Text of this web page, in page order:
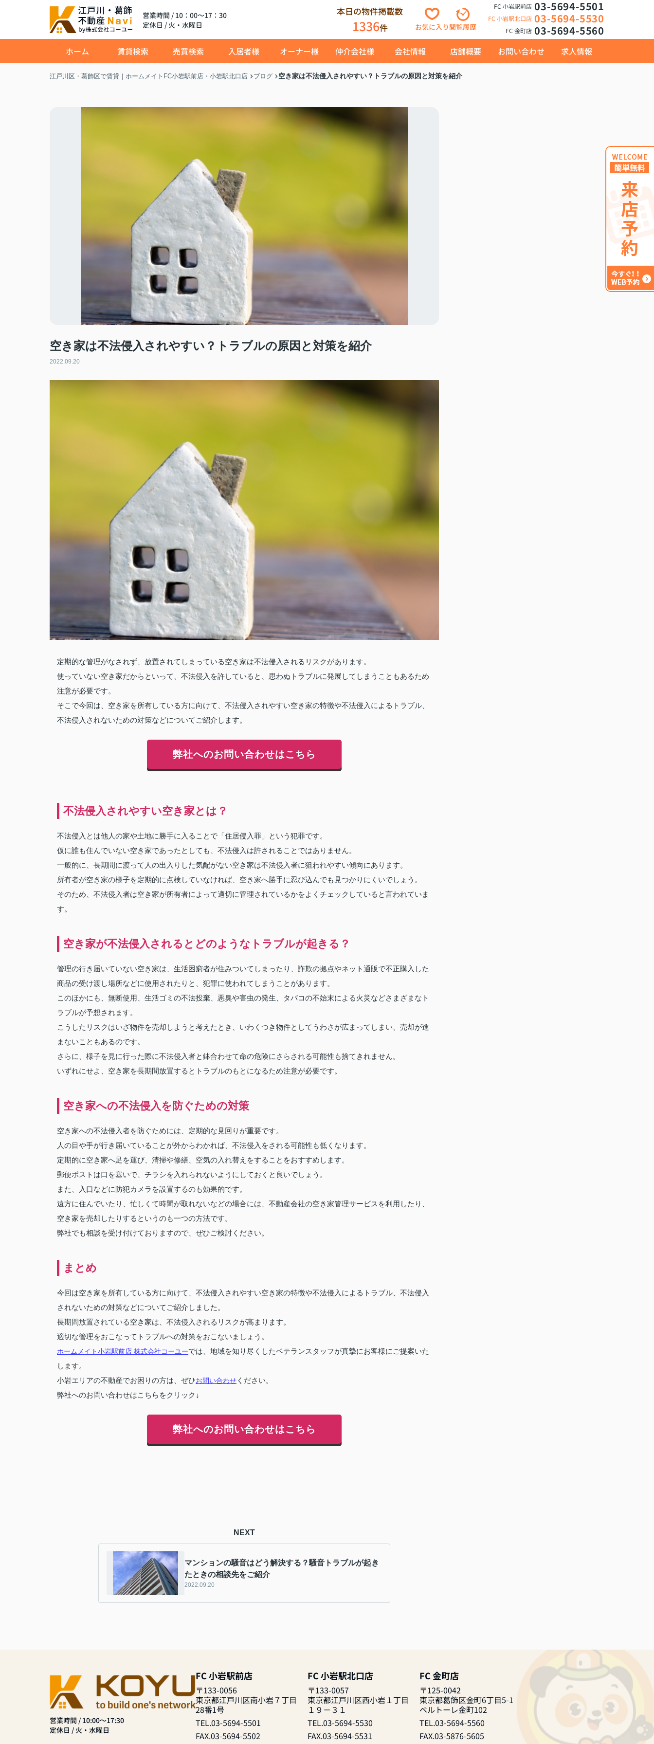
営業時間 / 10：00～17：30
定休日 / 火・水曜日
本日の物件掲載数
1336件 お気に入り閲覧履歴
FC 小岩駅前店 03-5694-5501
FC 小岩駅北口店 03-5694-5530
FC 金町店 03-5694-5560
ホーム 賃貸検索 売買検索 入居者様 オーナー様 仲介会社様 会社情報 店舗概要 お問い合わせ 求人情報
江戸川区・葛飾区で賃貸｜ホームメイトFC小岩駅前店・小岩駅北口店 ブログ 空き家は不法侵入されやすい？トラブルの原因と対策を紹介
空き家は不法侵入されやすい？トラブルの原因と対策を紹介
2022.09.20
定期的な管理がなされず、放置されてしまっている空き家は不法侵入されるリスクがあります。
使っていない空き家だからといって、不法侵入を許していると、思わぬトラブルに発展してしまうこともあるため
注意が必要です。
そこで今回は、空き家を所有している方に向けて、不法侵入されやすい空き家の特徴や不法侵入によるトラブル、
不法侵入されないための対策などについてご紹介します。
弊社へのお問い合わせはこちら
不法侵入されやすい空き家とは？
不法侵入とは他人の家や土地に勝手に入ることで「住居侵入罪」という犯罪です。
仮に誰も住んでいない空き家であったとしても、不法侵入は許されることではありません。
一般的に、長期間に渡って人の出入りした気配がない空き家は不法侵入者に狙われやすい傾向にあります。
所有者が空き家の様子を定期的に点検していなければ、空き家へ勝手に忍び込んでも見つかりにくいでしょう。
そのため、不法侵入者は空き家が所有者によって適切に管理されているかをよくチェックしていると言われていま
す。
空き家が不法侵入されるとどのようなトラブルが起きる？
管理の行き届いていない空き家は、生活困窮者が住みついてしまったり、詐欺の拠点やネット通販で不正購入した
商品の受け渡し場所などに使用されたりと、犯罪に使われてしまうことがあります。
このほかにも、無断使用、生活ゴミの不法投棄、悪臭や害虫の発生、タバコの不始末による火災などさまざまなト
ラブルが予想されます。
こうしたリスクはいざ物件を売却しようと考えたとき、いわくつき物件としてうわさが広まってしまい、売却が進
まないこともあるのです。
さらに、様子を見に行った際に不法侵入者と鉢合わせて命の危険にさらされる可能性も捨てきれません。
いずれにせよ、空き家を長期間放置するとトラブルのもとになるため注意が必要です。
空き家への不法侵入を防ぐための対策
空き家への不法侵入者を防ぐためには、定期的な見回りが重要です。
人の目や手が行き届いていることが外からわかれば、不法侵入をされる可能性も低くなります。
定期的に空き家へ足を運び、清掃や修繕、空気の入れ替えをすることをおすすめします。
郵便ポストは口を塞いで、チラシを入れられないようにしておくと良いでしょう。
また、入口などに防犯カメラを設置するのも効果的です。
遠方に住んでいたり、忙しくて時間が取れないなどの場合には、不動産会社の空き家管理サービスを利用したり、
空き家を売却したりするというのも一つの方法です。
弊社でも相談を受け付けておりますので、ぜひご検討ください。
まとめ
今回は空き家を所有している方に向けて、不法侵入されやすい空き家の特徴や不法侵入によるトラブル、不法侵入
されないための対策などについてご紹介しました。
長期間放置されている空き家は、不法侵入されるリスクが高まります。
適切な管理をおこなってトラブルへの対策をおこないましょう。
ホームメイト小岩駅前店 株式会社コーユーでは、地域を知り尽くしたベテランスタッフが真摯にお客様にご提案いた
します。
小岩エリアの不動産でお困りの方は、ぜひお問い合わせ ください。
弊社へのお問い合わせはこちらをクリック↓
弊社へのお問い合わせはこちら
NEXT
マンションの騒音はどう解決する？騒音トラブルが起き
たときの相談先をご紹介
2022.09.20
営業時間 / 10:00～17:30
定休日 / 火・水曜日
FC 小岩駅前店
〒133-0056
東京都江戸川区南小岩７丁目
28番1号
TEL.03-5694-5501
FAX.03-5694-5502
FC 小岩駅北口店
〒133-0057
東京都江戸川区西小岩１丁目
１９－３１
TEL.03-5694-5530
FAX.03-5694-5531
FC 金町店
〒125-0042
東京都葛飾区金町6丁目5-1
ベルトーレ金町102
TEL.03-5694-5560
FAX.03-5876-5605